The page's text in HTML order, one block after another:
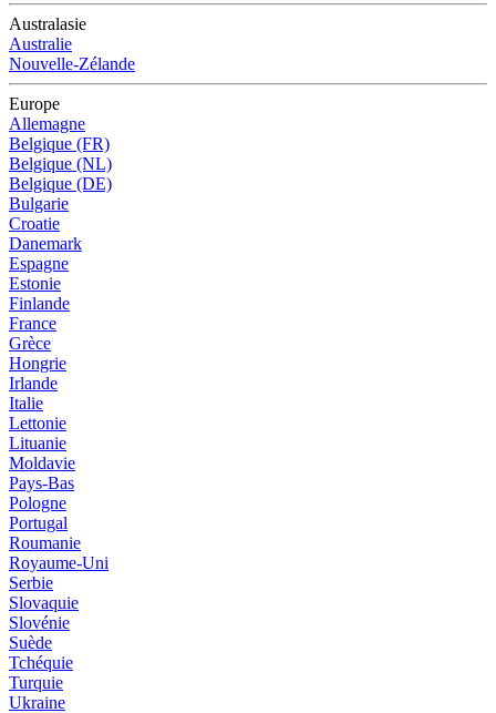
Australasie
Australie
Nouvelle-Zélande
Europe
Allemagne
Belgique (FR)
Belgique (NL)
Belgique (DE)
Bulgarie
Croatie
Danemark
Espagne
Estonie
Finlande
France
Grèce
Hongrie
Irlande
Italie
Lettonie
Lituanie
Moldavie
Pays-Bas
Pologne
Portugal
Roumanie
Royaume-Uni
Serbie
Slovaquie
Slovénie
Suède
Tchéquie
Turquie
Ukraine